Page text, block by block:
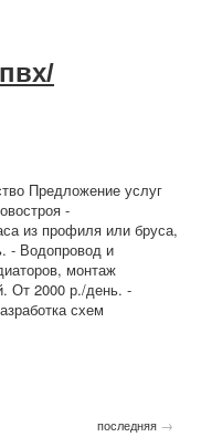
Предложение услуг
-
из профиля или бруса,
- Водопровод и
монтаж
От 2000 р./день. -
схем
последняя →